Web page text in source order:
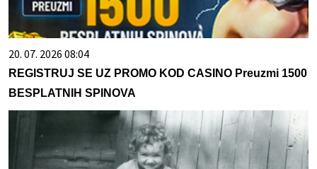
20. 07. 2026 08:04
REGISTRUJ SE UZ PROMO KOD CASINO Preuzmi 1500
BESPLATNIH SPINOVA